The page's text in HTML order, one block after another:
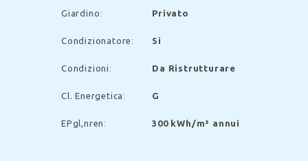
Giardino: Privato
Condizionatore : Si
Condizioni : Da Ristrutturare
Cl. Energetica : G
EPgl,nren : 300 kWh/m² annui